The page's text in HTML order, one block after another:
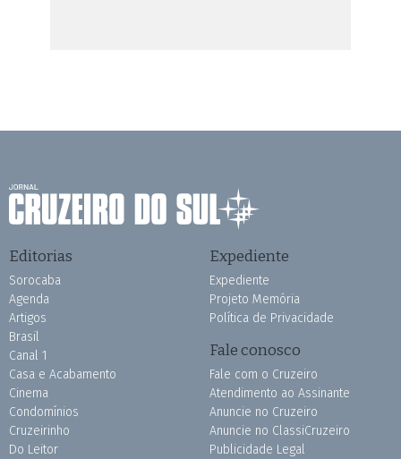
Editorias
Sorocaba
Agenda
Artigos
Brasil
Canal 1
Casa e Acabamento
Cinema
Condomínios
Cruzeirinho
Do Leitor
Expediente
Expediente
Projeto Memória
Política de Privacidade
Fale conosco
Fale com o Cruzeiro
Atendimento ao Assinante
Anuncie no Cruzeiro
Anuncie no ClassiCruzeiro
Publicidade Legal